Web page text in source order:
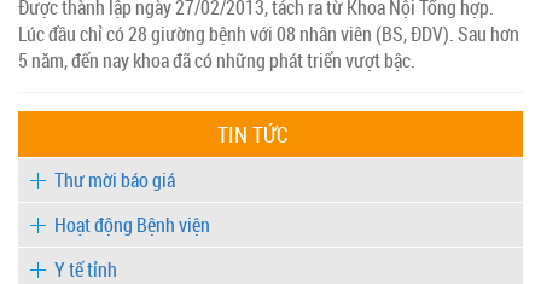
Được thành lập ngày 27/02/2013, tách ra từ Khoa Nội Tổng hợp.
Lúc đầu chỉ có 28 giường bệnh với 08 nhân viên (BS, ĐDV). Sau hơn
5 năm, đến nay khoa đã có những phát triển vượt bậc.
TIN TỨC
Thư mời báo giá
Hoạt động Bệnh viện
Y tế tỉnh